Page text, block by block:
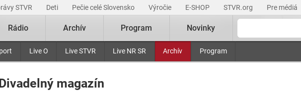
STVR Deti Pečie celé Slovensko Výročie E-SHOP STVR.org Pre médiá
Live O Live STVR Live NR SR Archív Program
Rádio Archív Program Novinky
magazín